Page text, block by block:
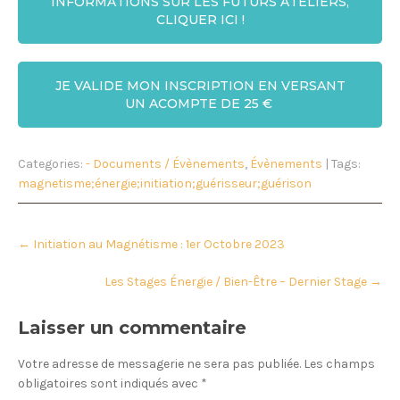
CLIQUER ICI !
JE VALIDE MON INSCRIPTION EN VERSANT
UN ACOMPTE DE 25 €
Categories: - Documents / Évènements, Évènements | Tags:
magnetisme;énergie;initiation;guérisseur;guérison
o
v
i
a
t
← Initiation au Magnétisme : 1er Octobre 2023
Les Stages Énergie / Bien-Être – Dernier Stage →
Laisser un commentaire
Votre adresse de messagerie ne sera pas publiée. Les champs
obligatoires sont indiqués avec *